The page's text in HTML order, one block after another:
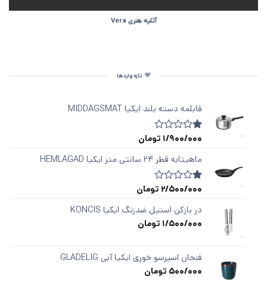
آتلیه هنری Vera
تازه واردها
قابلمه دسته‌ بلند ایکیا MIDDAGSMAT
امتیازدهی
از
در
1
امتیازدهی
1/900/000 تومان
ماهیتابه قطر ۲۴ سانتی متر ایکیا HEMLAGAD
امتیازدهی
از
در
1
2/500/000 تومان
در بازکن استیل ضدزنگ ایکیا KONCIS
1/500/000 تومان
فنجان اسپرسو خوری ایکیا آبی GLADELIG
500/000 تومان